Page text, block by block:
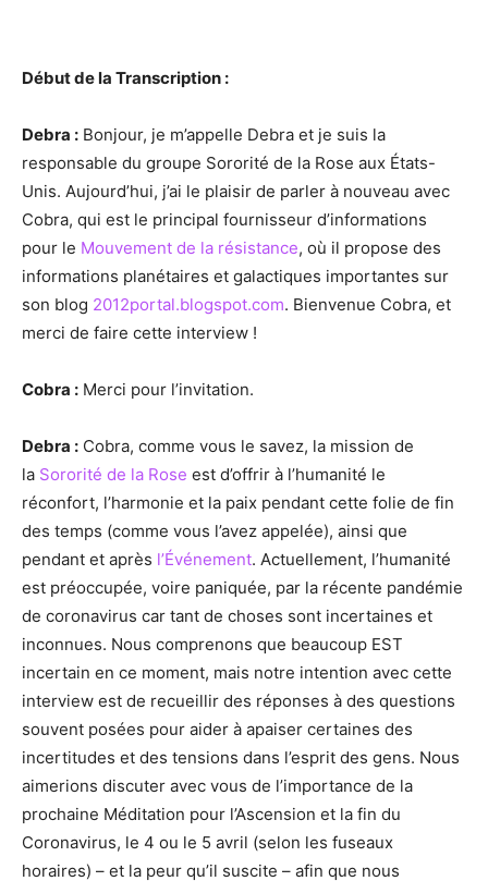
Début de la Transcription :
Debra : Bonjour, je m’appelle Debra et je suis la
responsable du groupe Sororité de la Rose aux États-
Unis. Aujourd’hui, j’ai le plaisir de parler à nouveau avec
Cobra, qui est le principal fournisseur d’informations
pour le Mouvement de la résistance, où il propose des
informations planétaires et galactiques importantes sur
son blog 2012portal.blogspot.com. Bienvenue Cobra, et
merci de faire cette interview !
Cobra : Merci pour l’invitation.
Debra : Cobra, comme vous le savez, la mission de
la Sororité de la Rose est d’offrir à l’humanité le
réconfort, l’harmonie et la paix pendant cette folie de fin
des temps (comme vous l’avez appelée), ainsi que
pendant et après l’Événement. Actuellement, l’humanité
est préoccupée, voire paniquée, par la récente pandémie
de coronavirus car tant de choses sont incertaines et
inconnues. Nous comprenons que beaucoup EST
incertain en ce moment, mais notre intention avec cette
interview est de recueillir des réponses à des questions
souvent posées pour aider à apaiser certaines des
incertitudes et des tensions dans l’esprit des gens. Nous
aimerions discuter avec vous de l’importance de la
prochaine Méditation pour l’Ascension et la fin du
Coronavirus, le 4 ou le 5 avril (selon les fuseaux
horaires) – et la peur qu’il suscite – afin que nous